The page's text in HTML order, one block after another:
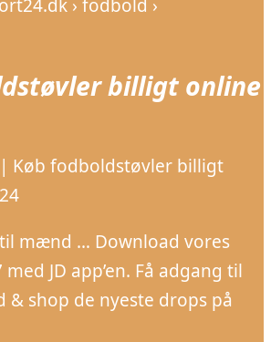
› fodbold ›
billigt online
Køb fodboldstøvler billigt
mænd … Download vores
JD app’en. Få adgang til
& shop de nyeste drops på